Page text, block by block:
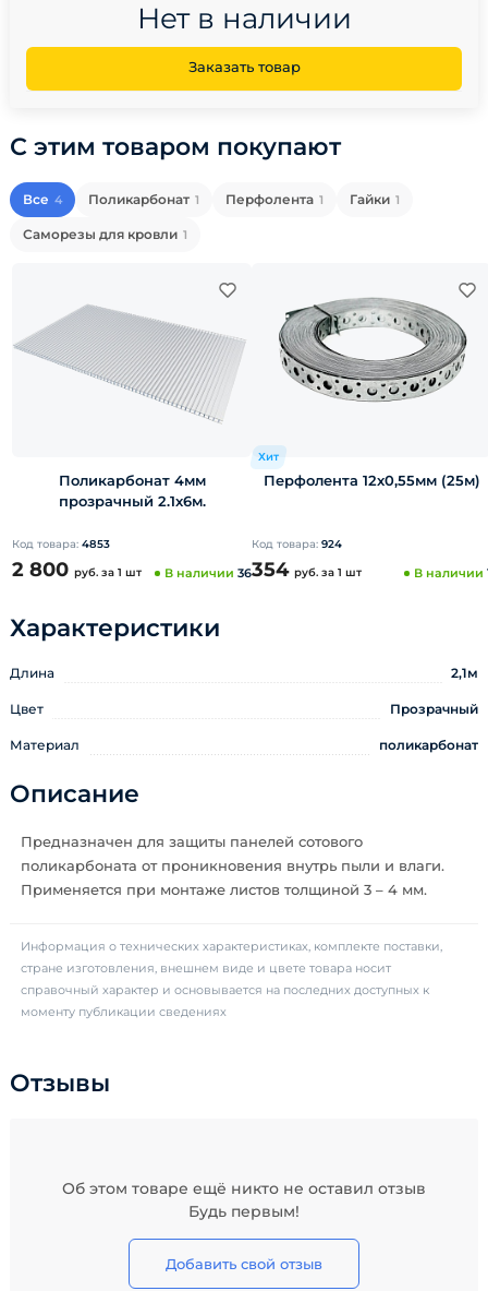
Нет в наличии
Заказать товар
С этим товаром покупают
Все 4 Поликарбонат 1 Перфолента 1 Гайки 1
Саморезы для кровли 1
Поликарбонат 4мм
прозрачный 2.1х6м.
Код товара: 4853
2 800 руб. за 1 шт В наличии 36
Хит
Перфолента 12х0,55мм (25м)
Код товара: 924
354 руб. за 1 шт В наличии
Характеристики
Длина 2,1м
Цвет Прозрачный
Материал поликарбонат
Описание
Предназначен для защиты панелей сотового
поликарбоната от проникновения внутрь пыли и влаги.
Применяется при монтаже листов толщиной 3 – 4 мм.
Информация о технических характеристиках, комплекте поставки,
стране изготовления, внешнем виде и цвете товара носит
справочный характер и основывается на последних доступных к
моменту публикации сведениях
Отзывы
Об этом товаре ещё никто не оставил отзыв
Будь первым!
Добавить свой отзыв